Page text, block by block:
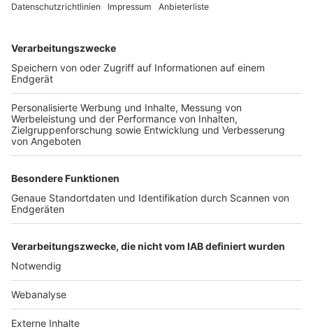
TOP-VEREINE
TOP-PARTNER
Nutzungsbedingungen Datenschutz Impressum